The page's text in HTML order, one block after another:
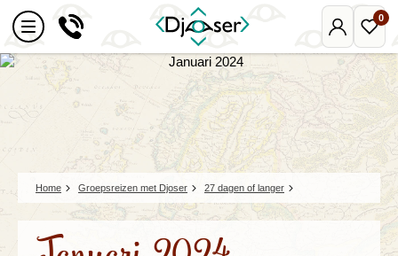
Mijn
Djoser
0
Home Groepsreizen met Djoser 27 dagen of langer